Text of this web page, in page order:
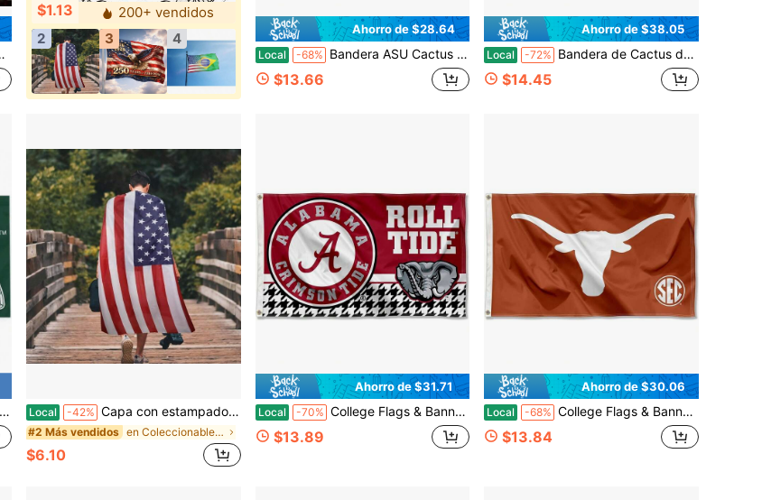
$1.13
200+ vendidos
2
3 4
Ahorro de $28.64
Local -68% Bandera ASU Cactus del Desierto - 3 X 5 Pies Pancarta Devils, Tela Duradera para Interior y Exterior, Diseño 100% Poliéster (Estilo C)
$13.66
Ahorro de $38.05
Local -72% Bandera de Cactus del Desierto USC - 3 X 5 Pies Pancarta, Tela Duradera para Interior y Exterior, Diseño 100% Poliéster (Estilo E)
$14.45
Local -42% Capa con estampado de bandera estadounidense para el 4 de julio, disfraz de capa con bandera de EE. UU. para mujeres y hombres, accesorios para el Día de la Independencia, suministros para fiestas de Halloween, 3 x 5 pies
#2 Más vendidos en Coleccionables deportivos - Banderas
$6.10
Ahorro de $31.71
Local -70% College Flags & Banners Co. Bandera de Banner Crimson Tide 3x5
$13.89
Ahorro de $30.06
Local -68% College Flags & Banners Co. Bandera y Pancarta Texas Longhorns SEC con Ojales Grandes
$13.84